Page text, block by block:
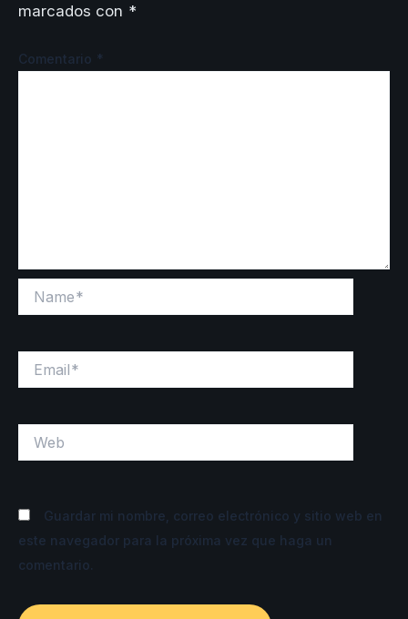
marcados con *
Comentario *
Guardar mi nombre, correo electrónico y sitio web en
este navegador para la próxima vez que haga un
comentario.